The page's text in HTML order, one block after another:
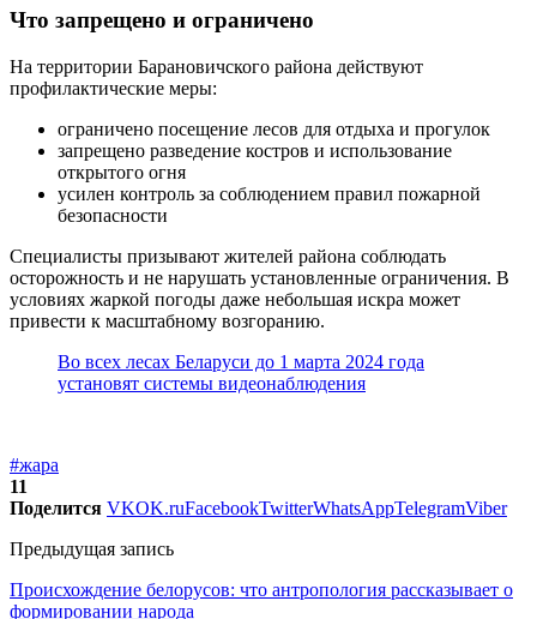
Что запрещено и ограничено
На территории Барановичского района действуют
профилактические меры:
ограничено посещение лесов для отдыха и прогулок
запрещено разведение костров и использование
открытого огня
усилен контроль за соблюдением правил пожарной
безопасности
Специалисты призывают жителей района соблюдать
осторожность и не нарушать установленные ограничения. В
условиях жаркой погоды даже небольшая искра может
привести к масштабному возгоранию.
Во всех лесах Беларуси до 1 марта 2024 года
установят системы видеонаблюдения
#жара
11
Поделится VKOK.ruFacebookTwitterWhatsAppTelegramViber
Предыдущая запись
Происхождение белорусов: что антропология рассказывает о
формировании народа